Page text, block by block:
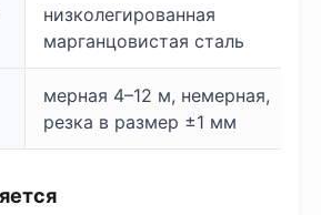
низколегированная
марганцовистая сталь
мерная 4–12 м, немерная,
резка в размер ±1 мм